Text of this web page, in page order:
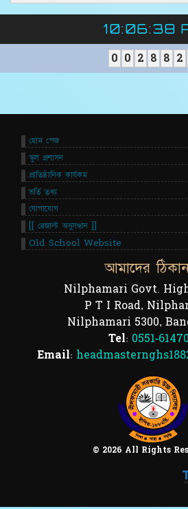
10:06:38
0 0 2 8 8 2
© 2026 All Rights
আমাদের
Nilphamari Govt.
P T I Road,
Nilphamari 5300,
Tel: 0551-61470
Email:
হোম পেজ
স্কুল প্রশাসন
প্রাতিষ্ঠানিক কার্যকম
ভর্তি তথ্য
যোগাযোগ
[[ রেজাল্ট অনুসন্ধান ]]
Old School Website